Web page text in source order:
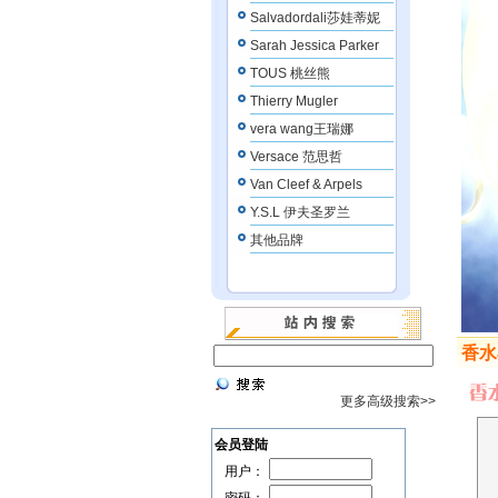
Salvadordali莎娃蒂妮
Sarah Jessica Parker
TOUS 桃丝熊
Thierry Mugler
vera wang王瑞娜
Versace 范思哲
Van Cleef & Arpels
Y.S.L 伊夫圣罗兰
其他品牌
更多高级搜索>>
会员登陆
用户：
香